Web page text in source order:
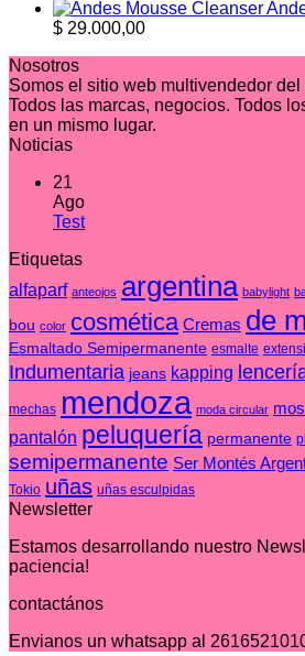
$ 29.000,00
Nosotros
Somos el sitio web multivendedor del
Todos las marcas, negocios. Todos
en un mismo lugar.
Noticias
21
Ago
TestNo
Test
Etiquetas
alfaparf anteojos argentina babylight
bou color cosmética Cremas de
Esmaltado Semipermanente esmalte
Indumentaria jeans kapping
mechas mendoza moda circular
pantalón peluquería permanente
semipermanente Ser Montés
Tokio uñas uñas esculpidas
Newsletter
Estamos desarrollando nuestro
paciencia!
contactános
Envianos un whatsapp al